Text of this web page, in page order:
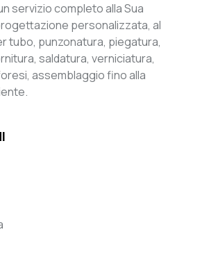
servizio completo alla Sua
personalizzata, al
tubo, punzonatura, piegatura,
saldatura, verniciatura,
assemblaggio fino alla